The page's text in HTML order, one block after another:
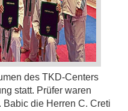
des TKD-Centers
statt. Prüfer waren
die Herren C. Creti